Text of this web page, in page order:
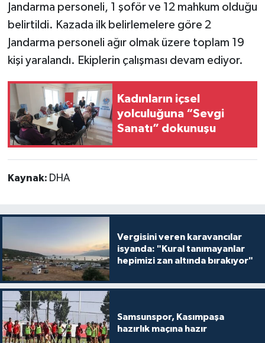
Jandarma personeli, 1 şoför ve 12 mahkum olduğu
belirtildi. Kazada ilk belirlemelere göre 2
Jandarma personeli ağır olmak üzere toplam 19
kişi yaralandı. Ekiplerin çalışması devam ediyor.
Kadınların içsel
yolculuğuna “Sevgi
Sanatı” dokunuşu
Kaynak: DHA
Vergisini veren karavancılar
isyanda: "Kural tanımayanlar
hepimizi zan altında bırakıyor"
Samsunspor, Kasımpaşa
hazırlık maçına hazır